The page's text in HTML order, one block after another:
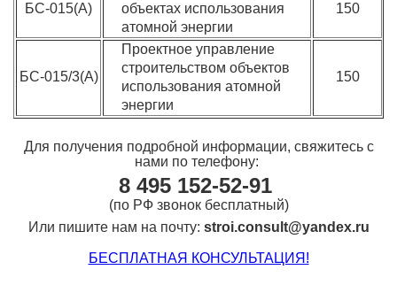
БС-015(А)
объектах использования
атомной энергии
150
БС-015/3(А)
Проектное управление
строительством объектов
использования атомной
энергии
150
Для получения подробной информации, свяжитесь с
нами по телефону:
8 495 152-52-91
(по РФ звонок бесплатный)
Или пишите нам на почту: stroi.consult@yandex.ru
БЕСПЛАТНАЯ КОНСУЛЬТАЦИЯ!